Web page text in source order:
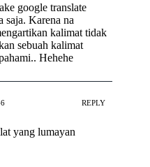
google translate
saja. Karena na
kalimat tidak
sebuah kalimat
Hehehe
REPLY
yang lumayan